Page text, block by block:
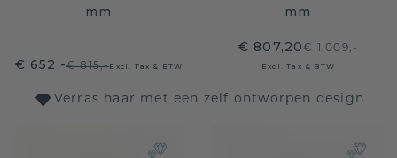
mm
€ 652,-€ 815,-Excl. Tax & BTW
mm
€ 807,20€ 1.009,-
Excl. Tax & BTW
Verras haar met een zelf ontworpen design